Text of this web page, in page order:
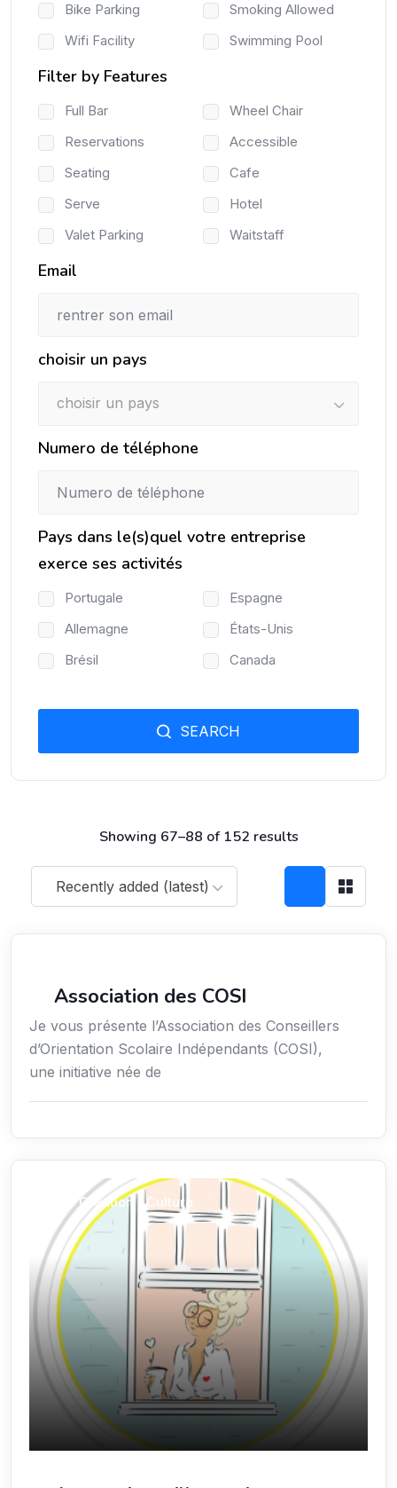
Showing 67–88 of 152 results
Recently added (latest)
Association des COSI
Je vous présente l’Association des Conseillers
d’Orientation Scolaire Indépendants (COSI),
une initiative née de
Arts / Création / Culture
Bike Parking
Smoking Allowed
Wifi Facility
Swimming Pool
Filter by Features
Full Bar
Wheel Chair
Reservations
Accessible
Seating
Cafe
Serve
Hotel
Valet Parking
Waitstaff
Email
choisir un pays
choisir un pays
Numero de téléphone
Pays dans le(s)quel votre entreprise
exerce ses activités
Portugale
Espagne
Allemagne
États-Unis
Brésil
Canada
SEARCH